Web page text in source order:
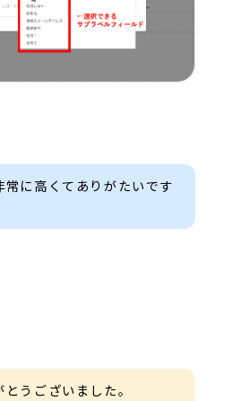
に高くてありがたいです
うございました。